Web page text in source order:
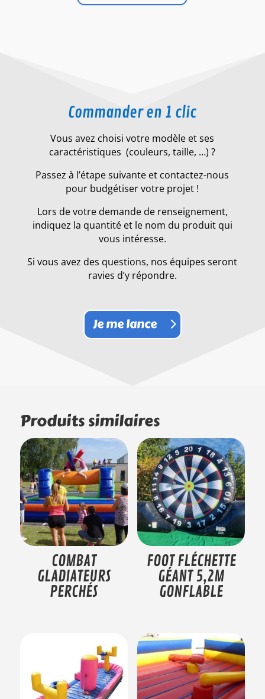
Commander en 1 clic
Vous avez choisi votre modèle et ses
caractéristiques (couleurs, taille, …) ?
Passez à l’étape suivante et contactez-nous
pour budgétiser votre projet !
Lors de votre demande de renseignement,
indiquez la quantité et le nom du produit qui
vous intéresse.
Si vous avez des questions, nos équipes seront
ravies d’y répondre.
Je me lance
Produits similaires
COMBAT
GLADIATEURS
PERCHÉS
FOOT FLÉCHETTE
GÉANT 5,2M
GONFLABLE